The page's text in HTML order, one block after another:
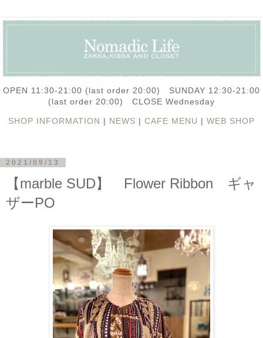
OPEN 11:30-21:00 (last order 20:00) SUNDAY 12:30-21:00
(last order 20:00) CLOSE Wednesday
SHOP INFORMATION | NEWS | CAFE MENU | WEB SHOP
2021/09/13
【marble SUD】 Flower Ribbon ギャ
ザーPO